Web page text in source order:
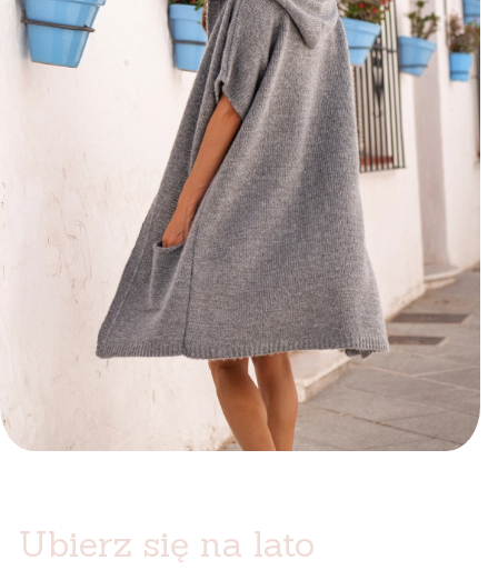
Ubierz się na lato